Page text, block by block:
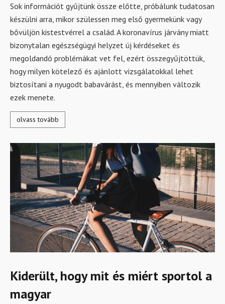
Sok információt gyűjtünk össze előtte, próbálunk tudatosan
készülni arra, mikor szülessen meg első gyermekünk vagy
bővüljön kistestvérrel a család. A koronavírus járvány miatt
bizonytalan egészségügyi helyzet új kérdéseket és
megoldandó problémákat vet fel, ezért összegyűjtöttük,
hogy milyen kötelező és ajánlott vizsgálatokkal lehet
biztosítani a nyugodt babavárást, és mennyiben változik
ezek menete.
olvass tovább
Kiderült, hogy mit és miért sportol a
magyar